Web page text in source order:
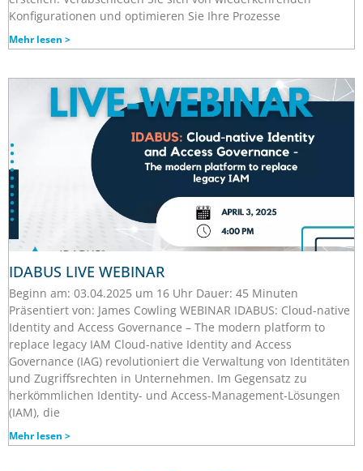
Konfigurationen und optimieren Sie Ihre Prozesse
Mehr lesen >
IDABUS LIVE WEBINAR
Beginn am: 03.04.2025 um 16 Uhr Dauer: 45 Minuten
Präsentiert von: James Cowling WEBINAR IDABUS: Cloud-native
Identity and Access Governance – The modern platform to
replace legacy IAM Cloud-native Identity and Access
Governance (IAG) revolutioniert die Verwaltung von Identitäten
und Zugriffsrechten in Unternehmen. Im Gegensatz zu
herkömmlichen Identity- und Access-Management-Lösungen
(IAM), die
Mehr lesen >